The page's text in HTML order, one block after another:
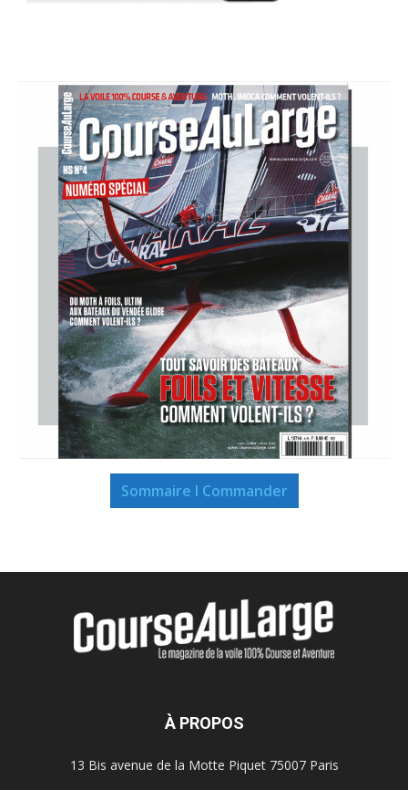
Sommaire I Commander
À PROPOS
13 Bis avenue de la Motte Piquet 75007 Paris